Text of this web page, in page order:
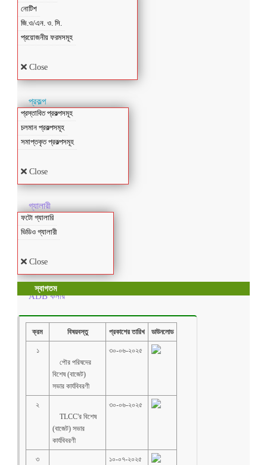
নোটিশ
জি.ও/এন. ও. সি.
প্রয়োজনীয় ফরমসমূহ
Close
প্রকল্প
প্রস্তাবিত প্রকল্পসমূহ
চলমান প্রকল্পসমূহ
সমাপ্তকৃত প্রকল্পসমূহ
Close
গ্যালারী
ফটো গ্যালারি
ভিডিও গ্যালারী
Close
ADB কর্নার
স্বাগতম
ক্রম বিষয়বস্তু প্রকাশের তারিখ ডাউনলোড
১
    পৌর পরিষদের
বিশেষ (বাজেট)
৩০-০৬-২০২৫
২
    TLCC'র বিশেষ
(বাজেট) সভার
৩০-০৬-২০২৫
৩
১০-০৭-২০২৫